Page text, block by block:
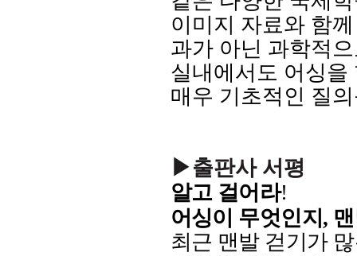
이미지 자료와 함
과가 아닌 과학적
실내에서도 어싱을
매우 기초적인 질
▶출판사 서평
알고 걸어라!
어싱이 무엇인지 ,
최근 맨발 걷기가